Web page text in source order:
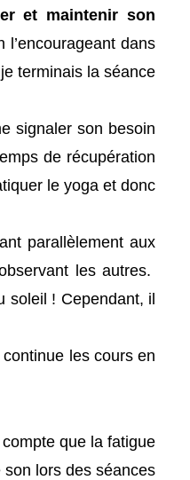
et maintenir son
l’encourageant dans
terminais la séance
signaler son besoin
de récupération
le yoga et donc
parallèlement aux
les autres.
soleil ! Cependant, il
les cours en
que la fatigue
son lors des séances